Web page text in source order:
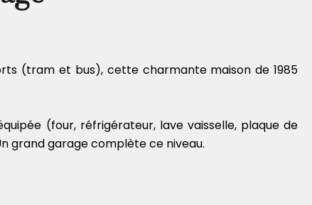
(tram et bus), cette charmante maison de 1985
(four, réfrigérateur, lave vaisselle, plaque de
grand garage complète ce niveau.